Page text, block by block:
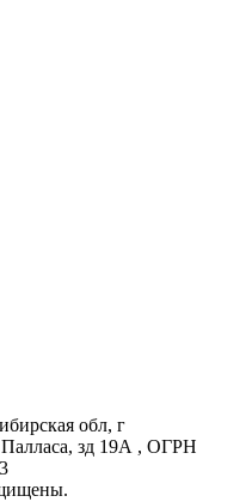
обл, г
зд 19А , ОГРН